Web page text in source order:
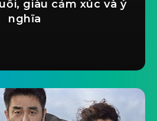
giàu cảm xúc và ý
nghĩa